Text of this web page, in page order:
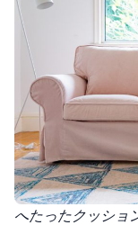
へたったクッショ